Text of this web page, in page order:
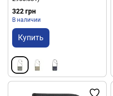
322 грн
В наличии
Купить